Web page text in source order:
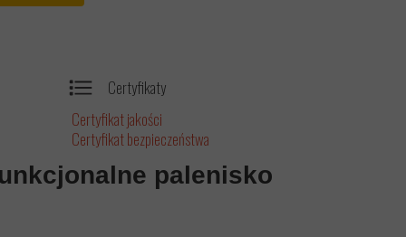
Certyfikaty
Certyfikat jakości
Certyfikat bezpieczeństwa
palenisko